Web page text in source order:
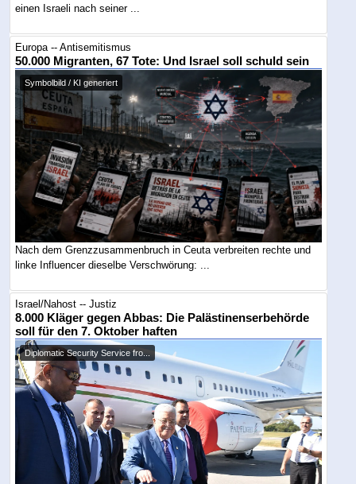
einen Israeli nach seiner ...
Europa -- Antisemitismus
50.000 Migranten, 67 Tote: Und Israel soll schuld sein
Symbolbild / KI generiert
Nach dem Grenzzusammenbruch in Ceuta verbreiten rechte und
linke Influencer dieselbe Verschwörung: ...
Israel/Nahost -- Justiz
8.000 Kläger gegen Abbas: Die Palästinenserbehörde
soll für den 7. Oktober haften
Diplomatic Security Service fro...